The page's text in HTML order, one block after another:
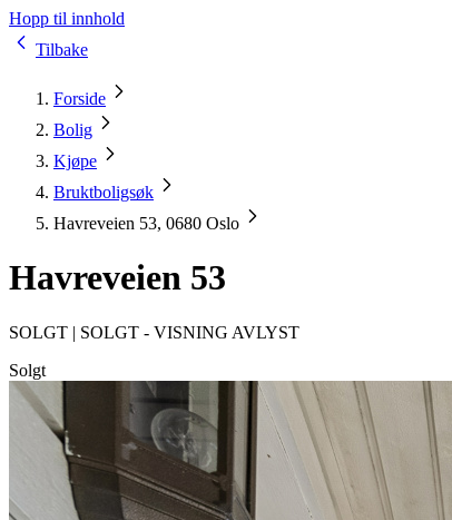
Hopp til innhold
Tilbake
Forside
Bolig
Kjøpe
Bruktboligsøk
Havreveien 53, 0680 Oslo
Havreveien 53
SOLGT | SOLGT - VISNING AVLYST
Solgt